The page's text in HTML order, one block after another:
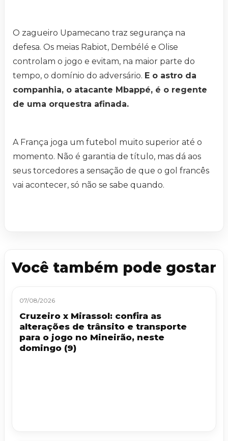
O zagueiro Upamecano traz segurança na
defesa. Os meias Rabiot, Dembélé e Olise
controlam o jogo e evitam, na maior parte do
tempo, o domínio do adversário. E o astro da
companhia, o atacante Mbappé, é o regente
de uma orquestra afinada.
A França joga um futebol muito superior até o
momento. Não é garantia de título, mas dá aos
seus torcedores a sensação de que o gol francês
vai acontecer, só não se sabe quando.
Você também pode gostar
07/08/2026
Cruzeiro x Mirassol: confira as
alterações de trânsito e transporte
para o jogo no Mineirão, neste
domingo (9)